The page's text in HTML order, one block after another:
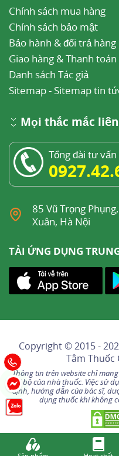
Chính sách mua hàng
Chính sách bảo mật
Bảo hành & đổi trả hàng
Giao hàng & Thanh toán
Danh sách Tác giả
Sitemap- Sitemap tin
Mọi thắc mắc
Tổng đài tư
85 Vũ Trọng
Xuân, Hà Nội
TẢI ỨNG DỤNG
Copyright © 2015 -
Tâm Thuốc
Thông tin trên website chỉ
nội bộ của nhà thuốc. Việc sử
định, hướng dẫn của bác sĩ,
dụng thuốc khi không